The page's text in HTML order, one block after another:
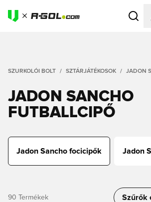
SZURKOLÓI BOLT SZTÁRJÁTÉKOSOK JADON
JADON SANCHO
FUTBALLCIPŐ
Jadon Sancho focicipők Jadon
90 Termékek Szűrők